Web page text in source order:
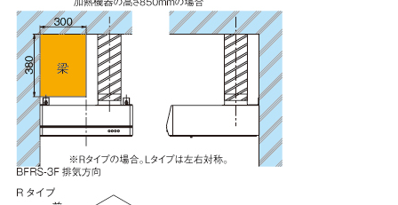
YMPP50-350 W ¥7,150（税抜価格 ￥
YMPP50-350 SI ¥8,910（税抜価格 ￥
YMPP50-BF31 BK ¥7,150（税抜価格 ￥
YMPP50-BF31 W ¥7,150（税抜価格 ￥
CH-BFE-5090 BK ¥30,360（税抜価格 ￥
CH-BFE-5090 W ¥30,360（税抜価格 ￥
CH-BFE-5090 SI ¥33,880（税抜価格 ￥